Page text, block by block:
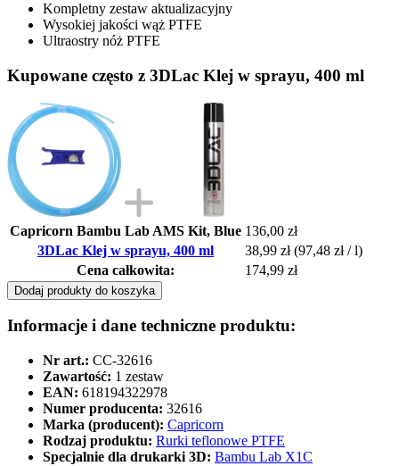
Kompletny zestaw aktualizacyjny
Wysokiej jakości wąż PTFE
Ultraostry nóż PTFE
Kupowane często z 3DLac Klej w sprayu, 400 ml
Capricorn Bambu Lab AMS Kit, Blue 136,00 zł
3DLac Klej w sprayu, 400 ml
38,99 zł (97,48 zł / l)
Cena całkowita:
174,99 zł
Dodaj produkty do koszyka
Informacje i dane techniczne produktu:
Nr art.: CC-32616
Zawartość: 1 zestaw
EAN: 618194322978
Numer producenta: 32616
Marka (producent): Capricorn
Rodzaj produktu: Rurki teflonowe PTFE
Specjalnie dla drukarki 3D: Bambu Lab X1C